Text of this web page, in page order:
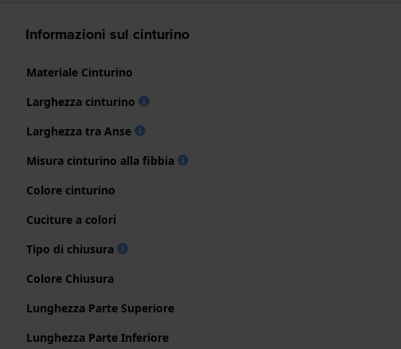
Informazioni sul cinturino
Materiale Cinturino
Larghezza cinturino
Larghezza tra Anse
Misura cinturino alla fibbia
Colore cinturino
Cuciture a colori
Tipo di chiusura
Colore Chiusura
Lunghezza Parte Superiore
Lunghezza Parte Inferiore